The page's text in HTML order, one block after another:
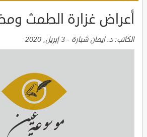
أعراض غزارة الطمث
الكاتب: د. ايمان شبارة - 3 إبريل, 2020